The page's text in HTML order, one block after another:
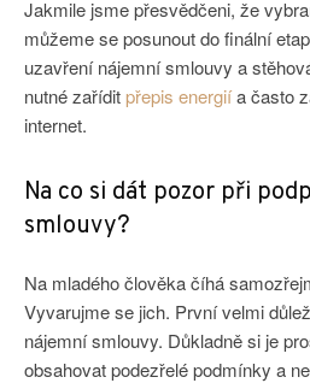
Jakmile jsme přesvědčeni, že
můžeme se posunout do finální
uzavření nájemní smlouvy a
nutné zaříditpřepis energiía často
internet.
Na co si dát pozor při
smlouvy?
Na mladého člověka číhá
Vyvarujme se jich. První velmi
nájemní smlouvy. Důkladně si je
obsahovat podezřelé podmínky a